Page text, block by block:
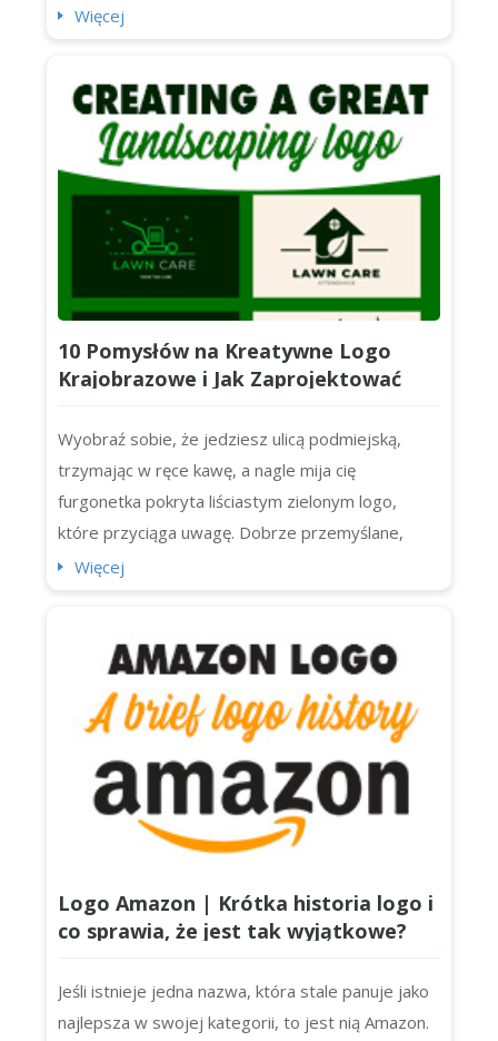
zapadająca w pamięć. Ale dzisiaj skupimy się na
rozpoznawalnych logotypach literowych na
świecie (w tym Chanel, IBM i NASA). Zaczynajmy.
Czym jest lo...
Więcej
10 Pomysłów na Kreatywne Logo
Krajobrazowe i Jak Zaprojektować
Własne
Wyobraź sobie, że jedziesz ulicą podmiejską,
trzymając w ręce kawę, a nagle mija cię
furgonetka pokryta liściastym zielonym logo,
które przyciąga uwagę. Dobrze przemyślane,
pięknie wykonane logo krajobrazowe może być
klientem na bloku. Nie ma znaczenia, czy jesteś
jednoosobowym mistrzem ogrodniczym...
Więcej
Logo Amazon | Krótka historia logo i
co sprawia, że jest tak wyjątkowe?
Jeśli istnieje jedna nazwa, która stale panuje jako
najlepsza w swojej kategorii, to jest nią Amazon.